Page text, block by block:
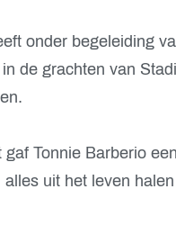
onder begeleiding
de grachten van
Tonnie Barberio
uit het leven